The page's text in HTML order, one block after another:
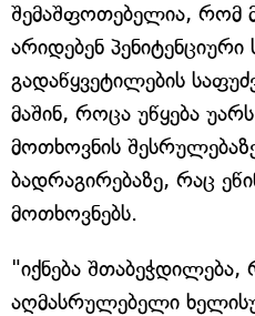
შემაშფოთებელია, რომ
არიდებენ პენიტენციური
გადაწყვეტილების
მაშინ, როცა უწყება
მოთხოვნის
ბადრაგირებაზე, რაც
მოთხოვნებს.
"იქნება
აღმასრულებელი